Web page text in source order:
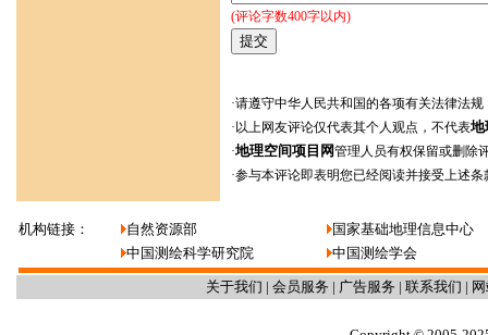
(评论字数400字以内)
·请遵守中华人民共和国的各项有关法律法规
·以上网友评论仅代表其个人观点，不代表地
·地理空间项目网管理人员有权保留或删除
·参与本评论即表明您已经阅读并接受上述条
机构链接： 自然资源部
国家基础地理信息中心
中国测绘科学研究院
中国测绘学会
关于我们 | 会员服务 | 广告服务 | 联系我们 |